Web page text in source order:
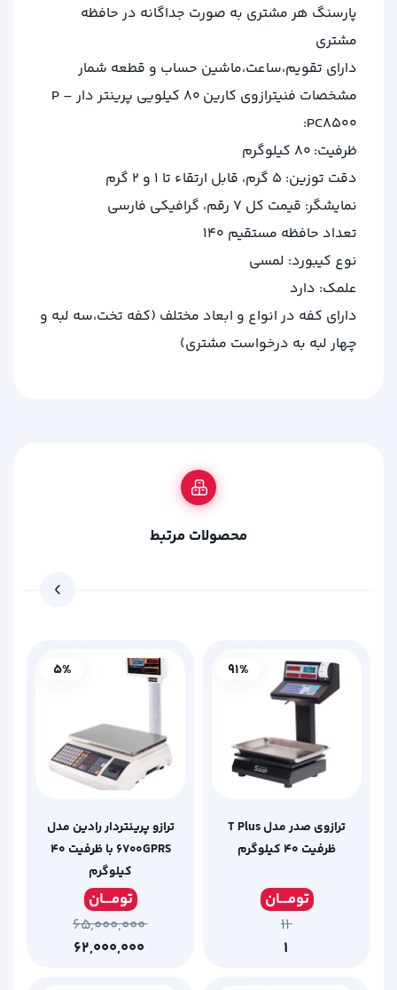
پارسنگ هر مشتری به صورت جداگانه در حافظه
مشتری
دارای تقویم،ساعت،ماشین حساب و قطعه شمار
مشخصات فنیترازوی کارین 80 کیلویی پرینتر دار P –
PC8500:
ظرفیت: 80 کیلوگرم
دقت توزین: 5 گرم، قابل ارتقاء تا 1 و 2 گرم
نمایشگر: قیمت کل 7 رقم، گرافیکی فارسی
تعداد حافظه مستقیم 140
نوع کیبورد: لمسی
علمک: دارد
دارای کفه در انواع و ابعاد مختلف (کفه تخت،سه لبه و
چهار لبه به درخواست مشتری)
محصولات مرتبط
ترازوی صدر مدل T Plus
ظرفیت 40 کیلوگرم
تومـــان
۱۱
91%
ترازو پرینتردار رادین مدل
۶۷۰۰GPRS با ظرفیت ۴۰
کیلوگرم
تومـــان
۶۵,۰۰۰,۰۰۰
5%